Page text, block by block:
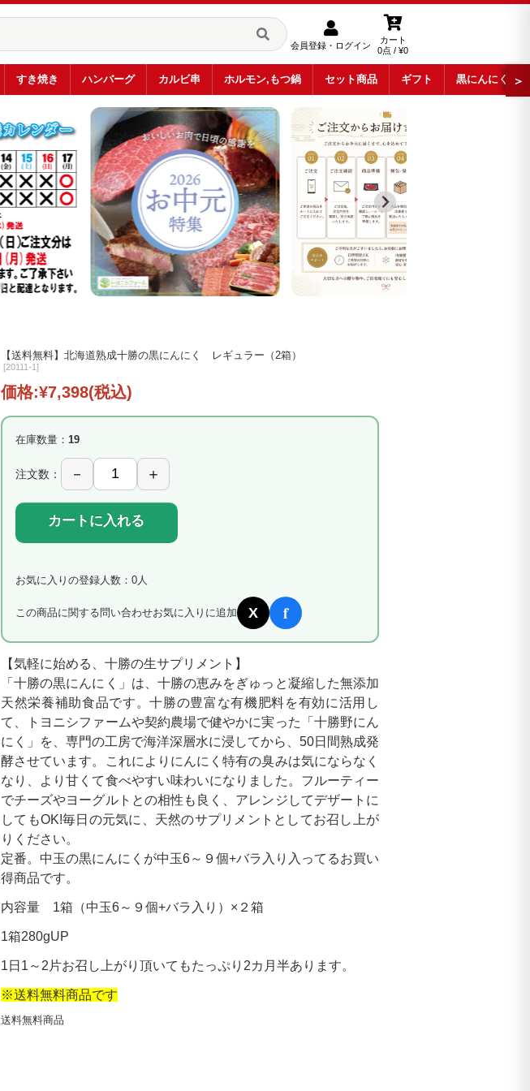
会員登録・ログイン
カート
0点 / ¥0
すき焼き ハンバーグ カルビ串 ホルモン,もつ鍋 セット商品 ギフト 黒にんにく ＞
【送料無料】北海道熟成十勝の黒にんにく レギュラー（2箱）
[20111-1]
価格:¥7,398(税込)
在庫数量： 19
注文数：
カートに入れる
お気に入りの登録人数：0人
この商品に関する問い合わせお気に入りに追加 X f
【気軽に始める、十勝の生サプリメント】
「十勝の黒にんにく」は、十勝の恵みをぎゅっと凝縮した無添加
天然栄養補助食品です。十勝の豊富な有機肥料を有効に活用し
て、トヨニシファームや契約農場で健やかに実った「十勝野にん
にく」を、専門の工房で海洋深層水に浸してから、50日間熟成発
酵させています。これによりにんにく特有の臭みは気にならなく
なり、より甘くて食べやすい味わいになりました。フルーティー
でチーズやヨーグルトとの相性も良く、アレンジしてデザートに
してもOK!毎日の元気に、天然のサプリメントとしてお召し上が
りください。
定番。中玉の黒にんにくが中玉6～９個+バラ入り入ってるお買い
得商品です。
内容量 1箱（中玉6～９個+バラ入り）×２箱
1箱280gUP
1日1～2片お召し上がり頂いてもたっぷり2カ月半あります。
※送料無料商品です
送料無料商品